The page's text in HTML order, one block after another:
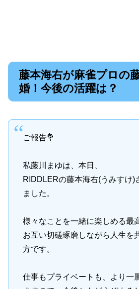
藤本海右が麻雀プロの
婚！今後の活躍は？
ご報告💐
私藤川まゆは、本日、
RIDDLERの藤本海右(うみすけ)
ました。
様々なことを一緒に楽しめる最
お互い切磋琢磨しながら人生を
方です。
仕事もプライベートも、より一